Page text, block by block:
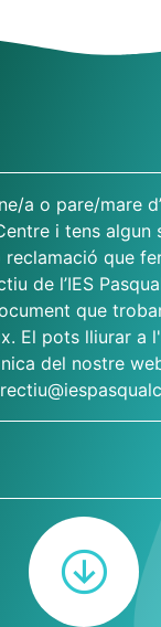
a o pare/mare
i tens algun
reclamació que
de l’IES
que
El pots lliurar a
del nostre